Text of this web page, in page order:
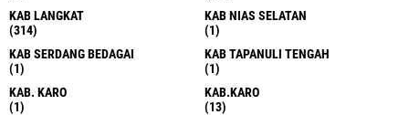
KAB LANGKAT
(314)
KAB NIAS SELATAN
(1)
KAB SERDANG BEDAGAI
(1)
KAB TAPANULI TENGAH
(1)
KAB. KARO
(1)
KAB.KARO
(13)